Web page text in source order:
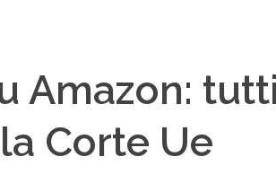
Amazon:
Corte Ue